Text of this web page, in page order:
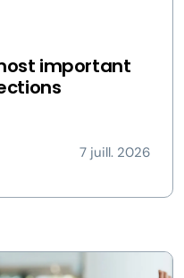
important
7 juill. 2026